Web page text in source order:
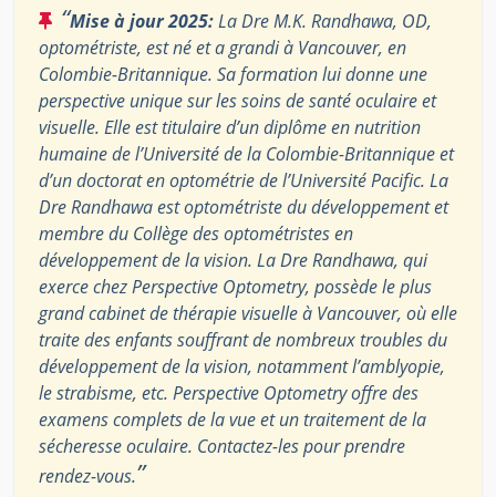
“Mise à jour 2025:La Dre M.K. Randhawa, OD,
optométriste, est né et a grandi à Vancouver, en
Colombie-Britannique. Sa formation lui donne une
perspective unique sur les soins de santé oculaire et
visuelle. Elle est titulaire d’un diplôme en nutrition
humaine de l’Université de la Colombie-Britannique et
d’un doctorat en optométrie de l’Université Pacific. La
Dre Randhawa est optométriste du développement et
membre du Collège des optométristes en
développement de la vision. La Dre Randhawa, qui
exerce chez Perspective Optometry, possède le plus
grand cabinet de thérapie visuelle à Vancouver, où elle
traite des enfants souffrant de nombreux troubles du
développement de la vision, notamment l’amblyopie,
le strabisme, etc. Perspective Optometry offre des
examens complets de la vue et un traitement de la
sécheresse oculaire. Contactez-les pour prendre
rendez-vous.”